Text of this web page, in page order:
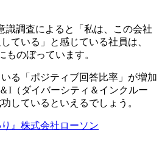
識調査によると「私は、この会社
ている」と感じている社員は、
ものぼっています。
る「ポジティブ回答比率」が増加
I（ダイバーシティ＆インクルー
しているといえるでしょう。
り』株式会社ローソン